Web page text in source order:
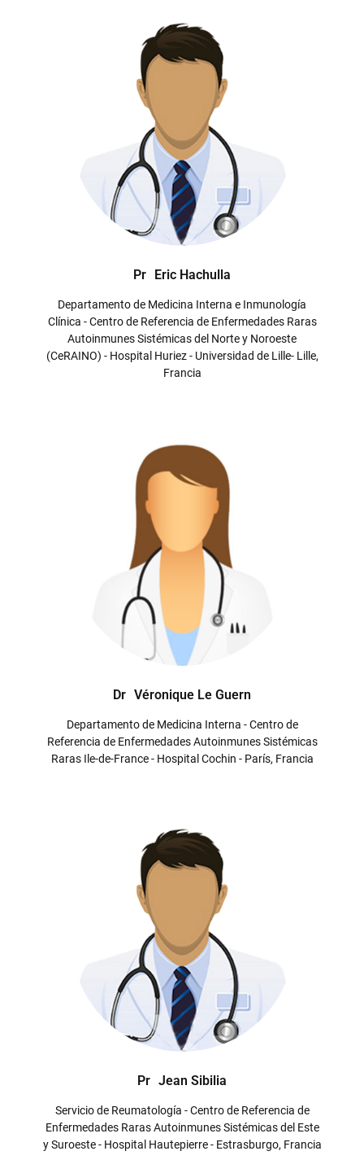
Pr Eric Hachulla
Departamento de Medicina Interna e Inmunología
Clínica - Centro de Referencia de Enfermedades Raras
Autoinmunes Sistémicas del Norte y Noroeste
(CeRAINO) - Hospital Huriez - Universidad de Lille- Lille,
Francia
Dr Véronique Le Guern
Departamento de Medicina Interna - Centro de
Referencia de Enfermedades Autoinmunes Sistémicas
Raras Ile-de-France - Hospital Cochin - París, Francia
Pr Jean Sibilia
Servicio de Reumatología - Centro de Referencia de
Enfermedades Raras Autoinmunes Sistémicas del Este
y Suroeste - Hospital Hautepierre - Estrasburgo, Francia